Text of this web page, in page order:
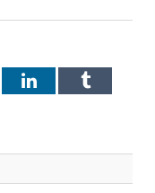
LinkedInTumblr